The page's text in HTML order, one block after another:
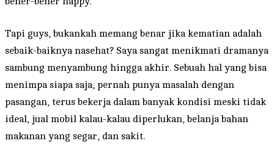
Tapi guys, bukankah memang benar jika kematian adalah
sebaik-baiknya nasehat? Saya sangat menikmati dramanya
sambung menyambung hingga akhir. Sebuah hal yang bisa
menimpa siapa saja, pernah punya masalah dengan
pasangan, terus bekerja dalam banyak kondisi meski tidak
ideal, jual mobil kalau-kalau diperlukan, belanja bahan
makanan yang segar, dan sakit.